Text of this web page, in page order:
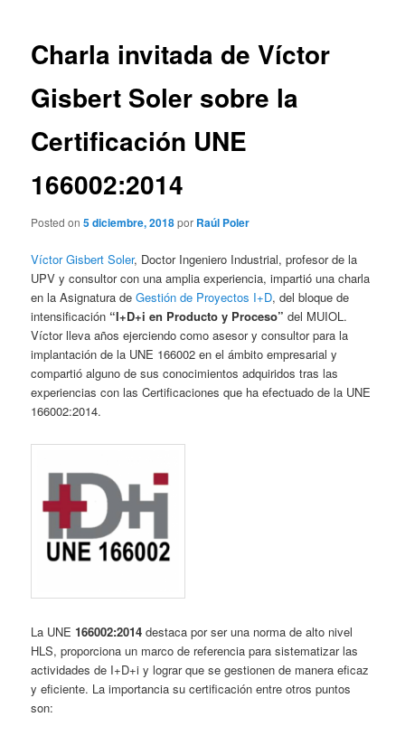
Charla invitada de Víctor
Gisbert Soler sobre la
Certificación UNE
166002:2014
Posted on5 diciembre, 2018por Raúl Poler
Víctor Gisbert Soler, Doctor Ingeniero Industrial, profesor de la
UPV y consultor con una amplia experiencia, impartió una charla
en la Asignatura deGestión de Proyectos I+D, del bloque de
intensificación “I+D+i en Producto y Proceso”del MUIOL.
Víctor lleva años ejerciendo como asesor y consultor para la
implantación de la UNE 166002 en el ámbito empresarial y
compartió alguno de sus conocimientos adquiridos tras las
experiencias con las Certificaciones que ha efectuado de la UNE
166002:2014.
La UNE166002:2014 destaca por ser una norma de alto nivel
HLS, proporciona un marco de referencia para sistematizar las
actividades de I+D+i y lograr que se gestionen de manera eficaz
y eficiente. La importancia su certificación entre otros puntos
son: